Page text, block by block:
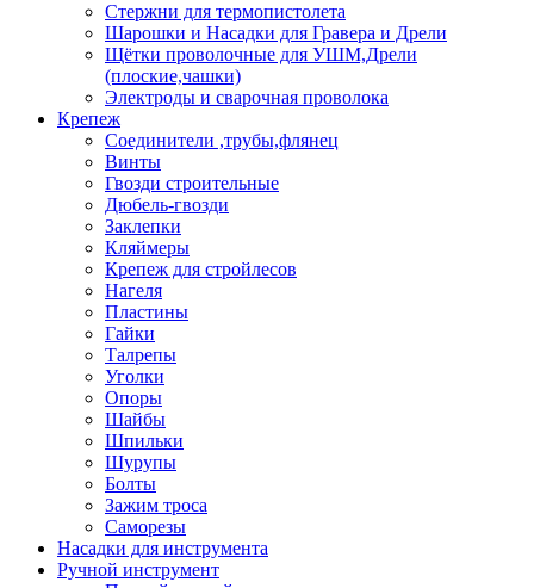
Стержни для термопистолета
Шарошки и Насадки для Гравера и Дрели
Щётки проволочные для УШМ,Дрели
(плоские,чашки)
Электроды и сварочная проволока
Крепеж
Соединители ,трубы,флянец
Винты
Гвозди строительные
Дюбель-гвозди
Заклепки
Кляймеры
Крепеж для стройлесов
Нагеля
Пластины
Гайки
Талрепы
Уголки
Опоры
Шайбы
Шпильки
Шурупы
Болты
Зажим троса
Саморезы
Насадки для инструмента
Ручной инструмент